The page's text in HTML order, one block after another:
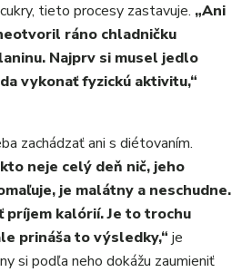
tieto procesy zastavuje. „Ani
ráno chladničku
Najprv si musel jedlo
vykonať fyzickú aktivitu,“
zachádzať ani s diétovaním.
neje celý deň nič, jeho
je malátny a neschudne.
kalórií. Je to trochu
prináša to výsledky,“ je
si podľa neho dokážu zaumieniť